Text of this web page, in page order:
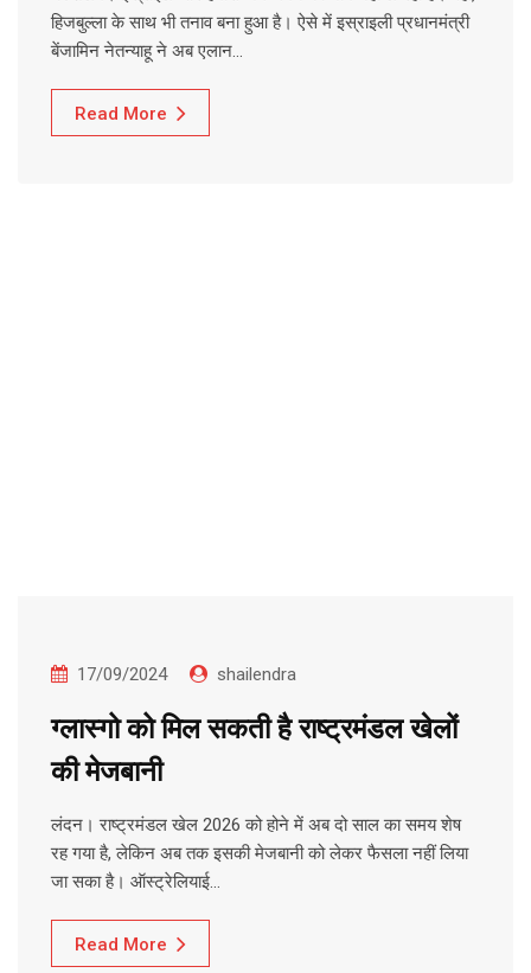
हिजबुल्ला के साथ भी तनाव बना हुआ है। ऐसे में इस्राइली प्रधानमंत्री
बेंजामिन नेतन्याहू ने अब एलान…
Read More
17/09/2024 shailendra
ग्लास्गो को मिल सकती है राष्ट्रमंडल खेलों
की मेजबानी
लंदन। राष्ट्रमंडल खेल 2026 को होने में अब दो साल का समय शेष
रह गया है, लेकिन अब तक इसकी मेजबानी को लेकर फैसला नहीं लिया
जा सका है। ऑस्ट्रेलियाई…
Read More